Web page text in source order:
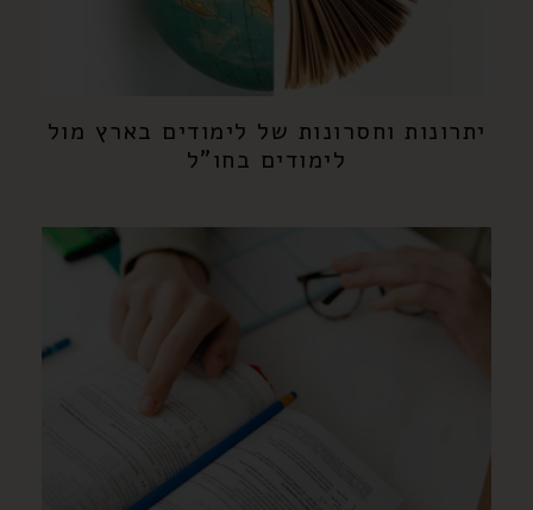
יתרונות וחסרונות של לימודים בארץ מול
לימודים בחו"ל